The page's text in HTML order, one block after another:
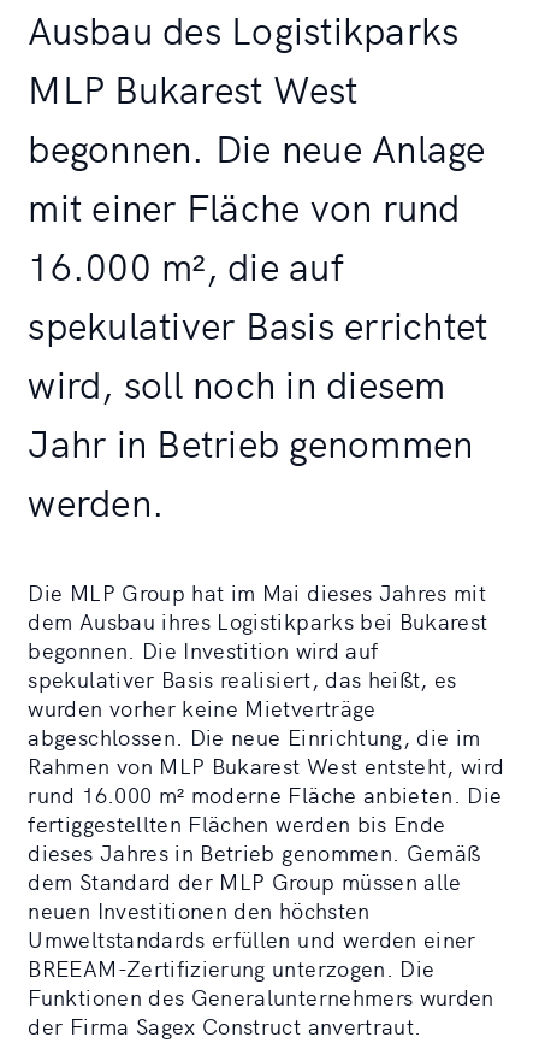
Ausbau des Logistikparks
MLP Bukarest West
begonnen. Die neue Anlage
mit einer Fläche von rund
16.000 m², die auf
spekulativer Basis errichtet
wird, soll noch in diesem
Jahr in Betrieb genommen
werden.
Die MLP Group hat im Mai dieses Jahres mit
dem Ausbau ihres Logistikparks bei Bukarest
begonnen. Die Investition wird auf
spekulativer Basis realisiert, das heißt, es
wurden vorher keine Mietverträge
abgeschlossen. Die neue Einrichtung, die im
Rahmen von MLP Bukarest West entsteht, wird
rund 16.000 m² moderne Fläche anbieten. Die
fertiggestellten Flächen werden bis Ende
dieses Jahres in Betrieb genommen. Gemäß
dem Standard der MLP Group müssen alle
neuen Investitionen den höchsten
Umweltstandards erfüllen und werden einer
BREEAM-Zertifizierung unterzogen. Die
Funktionen des Generalunternehmers wurden
der Firma Sagex Construct anvertraut.